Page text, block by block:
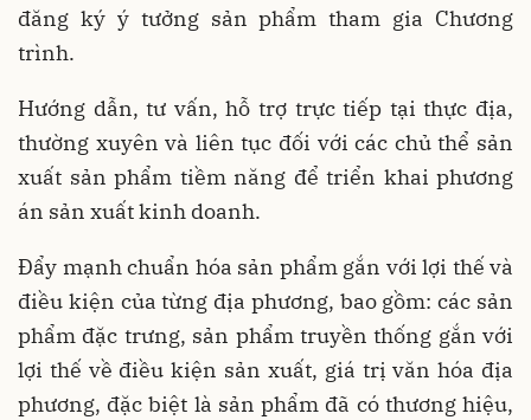
đăng ký ý tưởng sản phẩm tham gia Chương
trình.
Hướng dẫn, tư vấn, hỗ trợ trực tiếp tại thực địa,
thường xuyên và liên tục đối với các chủ thể sản
xuất sản phẩm tiềm năng để triển khai phương
án sản xuất kinh doanh.
Đẩy mạnh chuẩn hóa sản phẩm gắn với lợi thế và
điều kiện của từng địa phương, bao gồm: các sản
phẩm đặc trưng, sản phẩm truyền thống gắn với
lợi thế về điều kiện sản xuất, giá trị văn hóa địa
phương, đặc biệt là sản phẩm đã có thương hiệu,